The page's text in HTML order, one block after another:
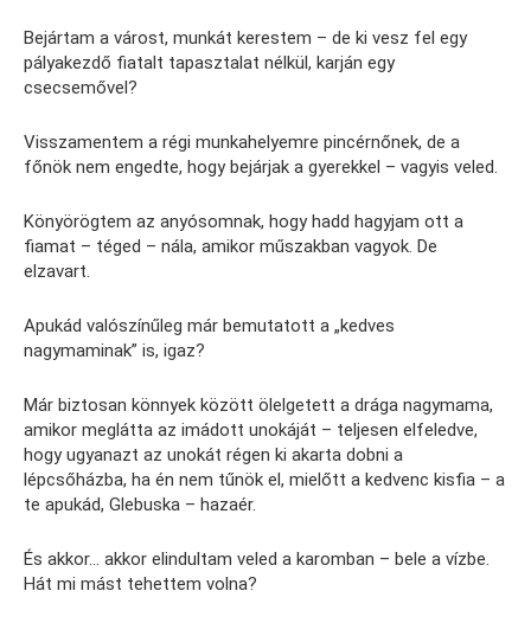
Bejártam a várost, munkát kerestem – de ki vesz fel egy
pályakezdő fiatalt tapasztalat nélkül, karján egy
csecsemővel?
Visszamentem a régi munkahelyemre pincérnőnek, de a
főnök nem engedte, hogy bejárjak a gyerekkel – vagyis veled.
Könyörögtem az anyósomnak, hogy hadd hagyjam ott a
fiamat – téged – nála, amikor műszakban vagyok. De
elzavart.
Apukád valószínűleg már bemutatott a „kedves
nagymaminak” is, igaz?
Már biztosan könnyek között ölelgetett a drága nagymama,
amikor meglátta az imádott unokáját – teljesen elfeledve,
hogy ugyanazt az unokát régen ki akarta dobni a
lépcsőházba, ha én nem tűnök el, mielőtt a kedvenc kisfia – a
te apukád, Glebuska – hazaér.
És akkor… akkor elindultam veled a karomban – bele a vízbe.
Hát mi mást tehettem volna?